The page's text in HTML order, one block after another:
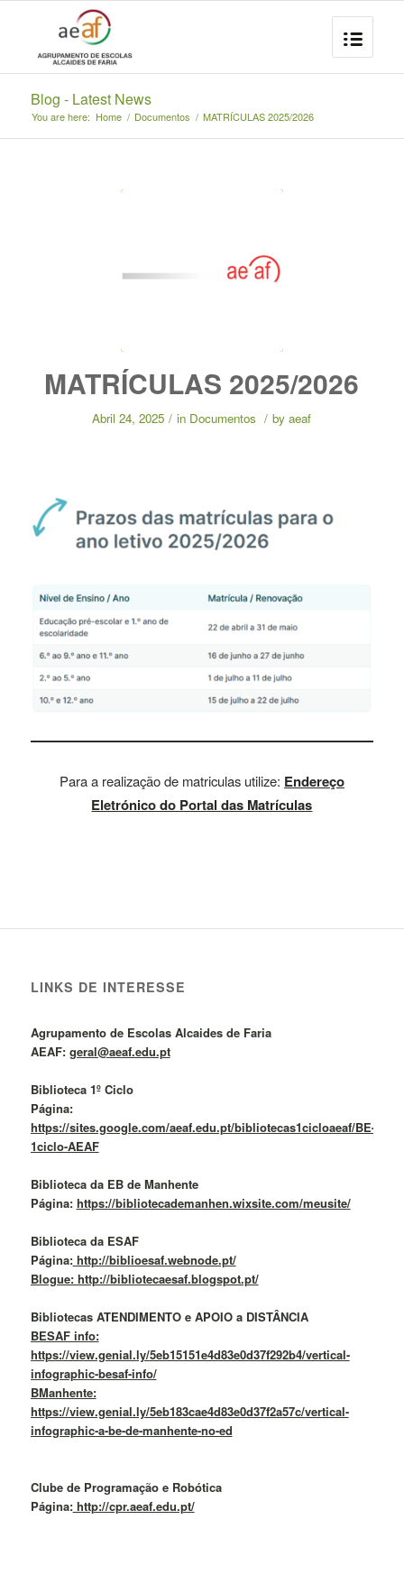
Blog - Latest News
You are here: Home / Documentos / MATRÍCULAS 2025/2026
MATRÍCULAS 2025/2026
Abril 24, 2025 / in Documentos / byaeaf
Para a realização de matriculas utilize: Endereço
Eletrónico do Portal das Matrículas
LINKS DE INTERESSE
Agrupamento de Escolas Alcaides de Faria
AEAF: geral@aeaf.edu.pt
Biblioteca 1º Ciclo
Página:
https://sites.google.com/aeaf.edu.pt/bibliotecas1cicloaeaf/BE-
1ciclo-AEAF
Biblioteca da EB de Manhente
Página: https://bibliotecademanhen.wixsite.com/meusite/
Biblioteca da ESAF
Página:http://biblioesaf.webnode.pt/
Blogue: http://bibliotecaesaf.blogspot.pt/
Bibliotecas ATENDIMENTO e APOIO a DISTÂNCIA
BESAF info:
https://view.genial.ly/5eb15151e4d83e0d37f292b4/vertical-
infographic-besaf-info/
BManhente:
https://view.genial.ly/5eb183cae4d83e0d37f2a57c/vertical-
infographic-a-be-de-manhente-no-ed
Clube de Programação e Robótica
Página:http://cpr.aeaf.edu.pt/